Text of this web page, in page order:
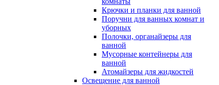
Крючки и планки для ванной
Поручни для ванных комнат и
уборных
Полочки, органайзеры для
ванной
Мусорные контейнеры для
ванной
Атомайзеры для жидкостей
Освещение для ванной